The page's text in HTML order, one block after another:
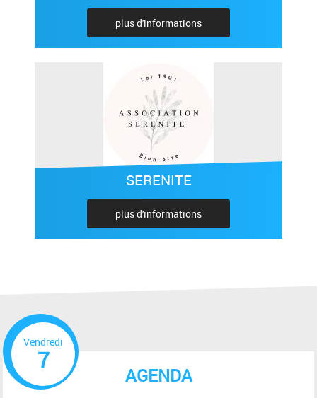
plus d'informations
SERENITE
plus d'informations
AGENDA
Vendredi
7